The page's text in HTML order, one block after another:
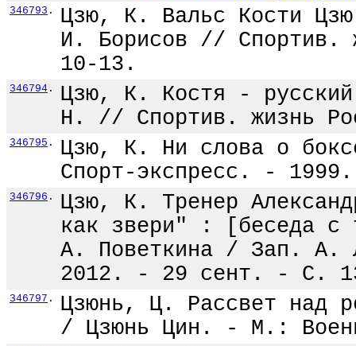
346793 .
Цзю, К. Вальс Кости
И. Борисов //
10-13.
346794 .
Цзю, К. Костя -
Н. // Спортив. жизнь
346795 .
Цзю, К. Ни слова о
Спорт-экспресс. -
346796 .
Цзю, К. Тренер
как звери" : [беседа с
А. Поветкина / Зап. А.
2012. - 29 сент. - С.
346797 .
Цзюнь, Ц. Рассвет над
/ Цзюнь Цин. - М.: